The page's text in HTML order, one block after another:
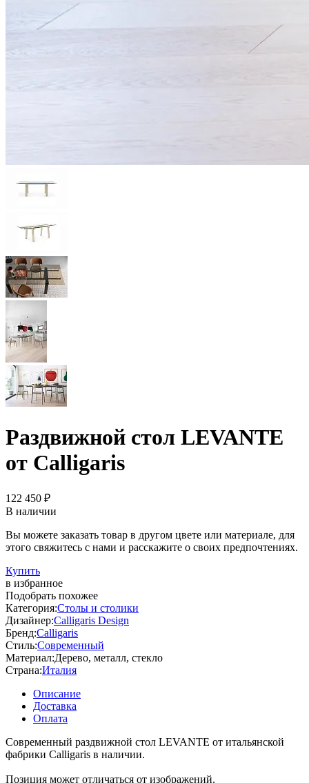
Раздвижной стол LEVANTE
от Calligaris
122 450 ₽
В наличии
Вы можете заказать товар в другом цвете или материале, для
этого свяжитесь с нами и расскажите о своих предпочтениях.
Купить
в избранное
Подобрать похожее
Категория:Столы и столики
Дизайнер:Calligaris Design
Бренд:Calligaris
Стиль:Современный
Материал:Дерево, металл, стекло
Страна:Италия
Описание
Доставка
Оплата
Современный раздвижной стол LEVANTE от итальянской
фабрики Calligaris в наличии.
Позиция может отличаться от изображений.